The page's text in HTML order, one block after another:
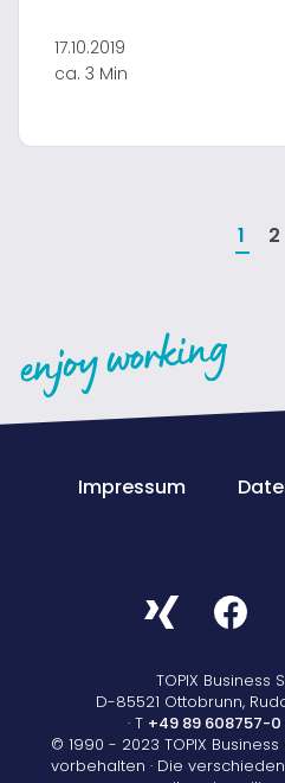
17.10.2019
ca. 3 Min
1 2
Impressum
TOPIX Business
D-85521 Ottobrunn,
· T +49 89 608757-0
© 1990 - 2023 TOPIX
vorbehalten · Die